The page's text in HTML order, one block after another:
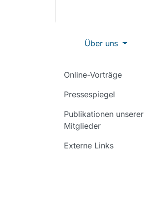
Über uns
Online-Vorträge
Pressespiegel
Publikationen unserer
Mitglieder
Externe Links